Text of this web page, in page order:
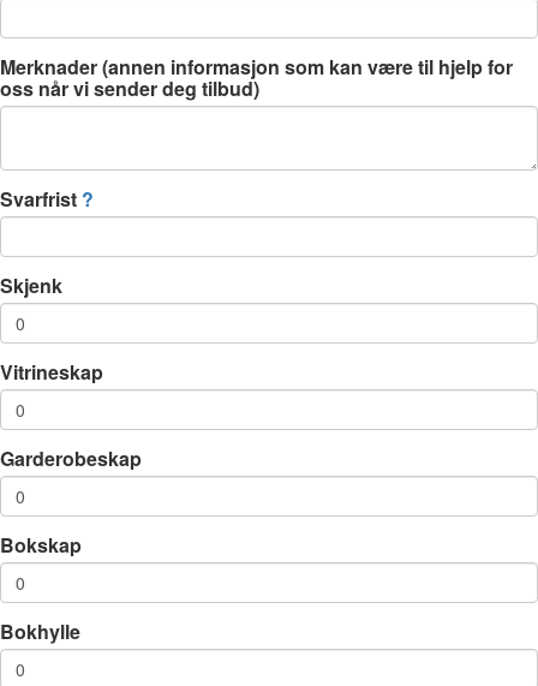
Merknader (annen informasjon som kan være til hjelp for
oss når vi sender deg tilbud)
Svarfrist ?
Skjenk
Vitrineskap
Garderobeskap
Bokskap
Bokhylle